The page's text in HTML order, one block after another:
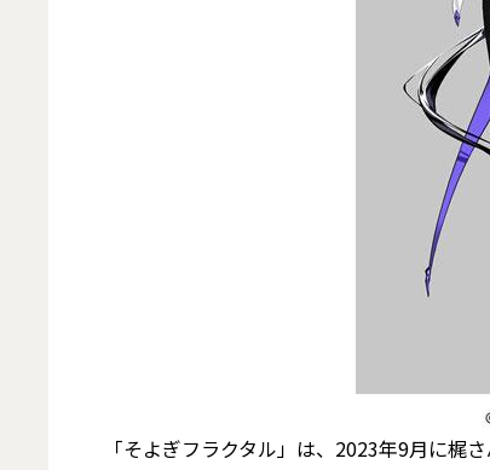
「そよぎフラクタル」は、2023年9月に梶